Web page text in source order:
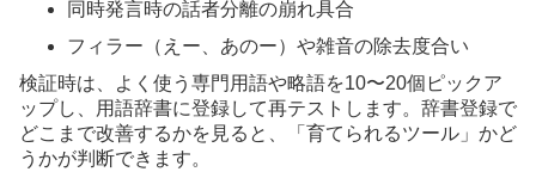
同時発言時の話者分離の崩れ具合
フィラー（えー、あのー）や雑音の除去度合い
検証時は、よく使う専門用語や略語を10〜20個ピックア
ップし、用語辞書に登録して再テストします。辞書登録で
どこまで改善するかを見ると、「育てられるツール」かど
うかが判断できます。